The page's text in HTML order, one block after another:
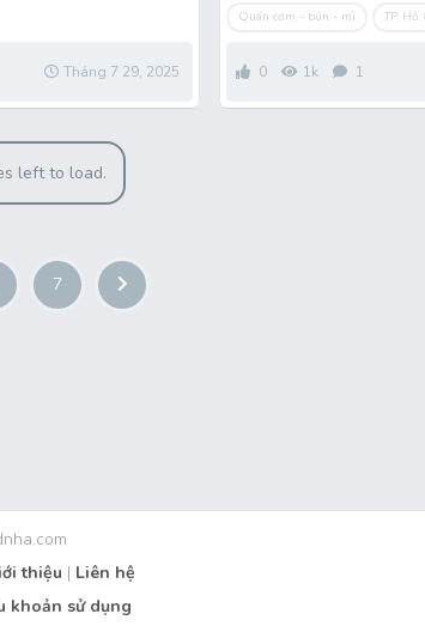
Tháng 7 29, 2025
Quán cơm - bún - mì TP. Hồ
0 1k 1
left to load.
7
thiệu | Liên hệ
khoản sử dụng